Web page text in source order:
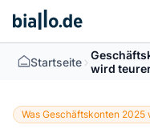
Startseite > wird
Was Geschäftskonten